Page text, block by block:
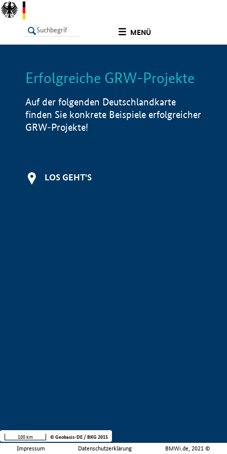
MENÜ
LISTE Info
Erfolgreiche GRW-Projekte
Auf der folgenden Deutschlandkarte
finden Sie konkrete Beispiele erfolgreicher
GRW-Projekte!
LOS GEHT'S
Impressum Datenschutzerklärung BMWi.de, 2021 ©
100 km © Geobasis-DE / BKG 2015